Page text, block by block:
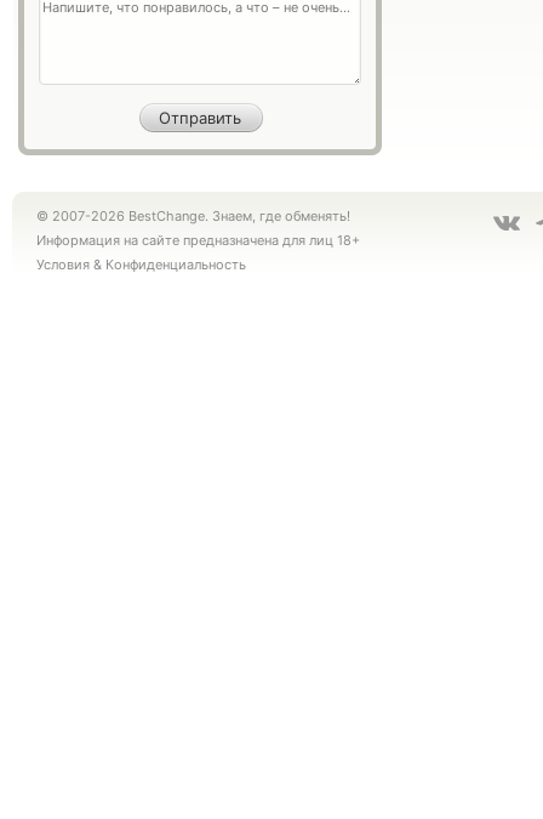
© 2007-2026 BestChange. Знаем, где обменять!
Информация на сайте предназначена для лиц 18+
Условия & Конфиденциальность